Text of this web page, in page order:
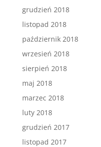
grudzień 2018
listopad 2018
październik 2018
wrzesień 2018
sierpień 2018
maj 2018
marzec 2018
luty 2018
grudzień 2017
listopad 2017